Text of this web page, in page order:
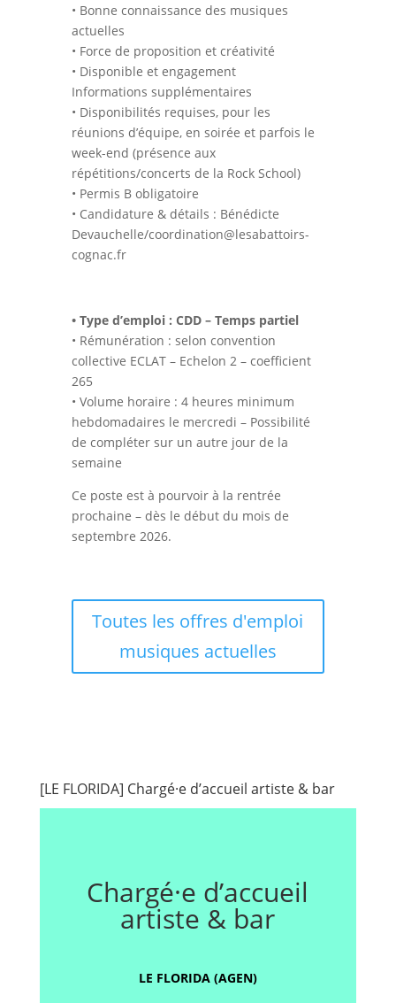
• Bonne connaissance des musiques
actuelles
• Force de proposition et créativité
• Disponible et engagement
Informations supplémentaires
• Disponibilités requises, pour les
réunions d’équipe, en soirée et parfois le
week-end (présence aux
répétitions/concerts de la Rock School)
• Permis B obligatoire
• Candidature & détails : Bénédicte
Devauchelle/coordination@lesabattoirs-
cognac.fr
• Type d’emploi : CDD – Temps partiel
• Rémunération : selon convention
collective ECLAT – Echelon 2 – coefficient
265
• Volume horaire : 4 heures minimum
hebdomadaires le mercredi – Possibilité
de compléter sur un autre jour de la
semaine
Ce poste est à pourvoir à la rentrée
prochaine – dès le début du mois de
septembre 2026.
Toutes les offres d'emploi
musiques actuelles
[LE FLORIDA] Chargé·e d’accueil artiste & bar
Chargé·e d’accueil
artiste & bar
LE FLORIDA (AGEN)